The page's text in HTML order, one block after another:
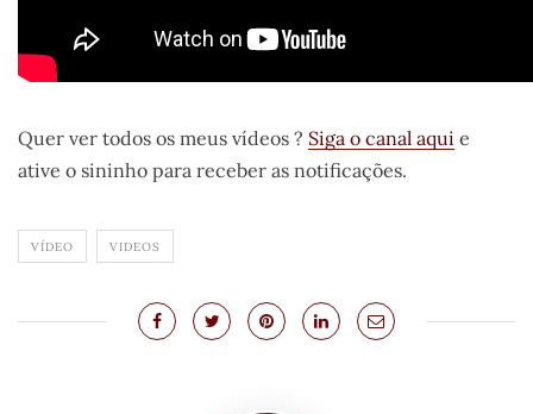
Quer ver todos os meus vídeos ? Siga o canal aqui e
ative o sininho para receber as notificações.
VÍDEO VIDEOS